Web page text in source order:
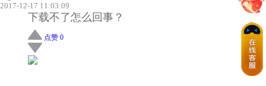
2017-12-17 11:03:09
下载不了怎么回事？
点赞 0